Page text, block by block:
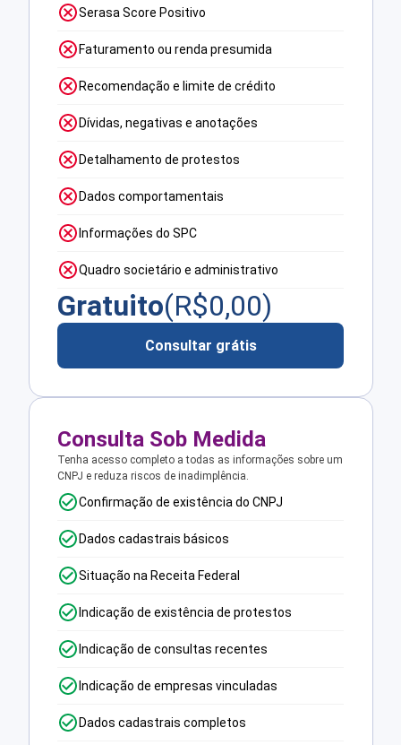
Serasa Score Positivo
Faturamento ou renda presumida
Recomendação e limite de crédito
Dívidas, negativas e anotações
Detalhamento de protestos
Dados comportamentais
Informações do SPC
Quadro societário e administrativo
Gratuito(R$0,00)
Consultar grátis
Consulta Sob Medida
Tenha acesso completo a todas as informações sobre um
CNPJ e reduza riscos de inadimplência.
Confirmação de existência do CNPJ
Dados cadastrais básicos
Situação na Receita Federal
Indicação de existência de protestos
Indicação de consultas recentes
Indicação de empresas vinculadas
Dados cadastrais completos